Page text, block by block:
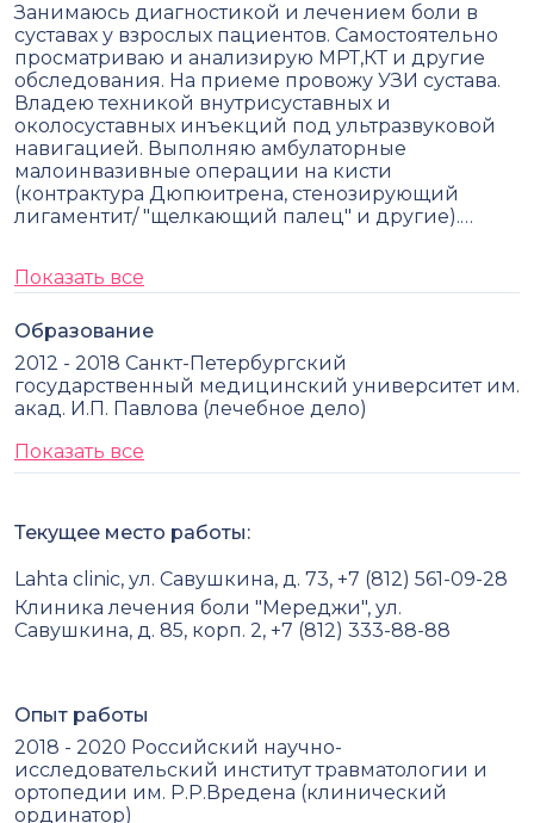
Занимаюсь диагностикой и лечением боли в
суставах у взрослых пациентов. Самостоятельно
просматриваю и анализирую МРТ,КТ и другие
обследования. На приеме провожу УЗИ сустава.
Владею техникой внутрисуставных и
околосуставных инъекций под ультразвуковой
навигацией. Выполняю амбулаторные
малоинвазивные операции на кисти
(контрактура Дюпюитрена, стенозирующий
лигаментит/ "щелкающий палец" и другие).…
Показать все
Образование
2012 - 2018 Санкт-Петербургский
государственный медицинский университет им.
акад. И.П. Павлова (лечебное дело)
Показать все
Текущее место работы:
Lahta clinic, ул. Савушкина, д. 73, +7 (812) 561-09-28
Клиника лечения боли "Мереджи", ул.
Савушкина, д. 85, корп. 2, +7 (812) 333-88-88
Опыт работы
2018 - 2020 Российский научно-
исследовательский институт травматологии и
ортопедии им. Р.Р.Вредена (клинический
ординатор)